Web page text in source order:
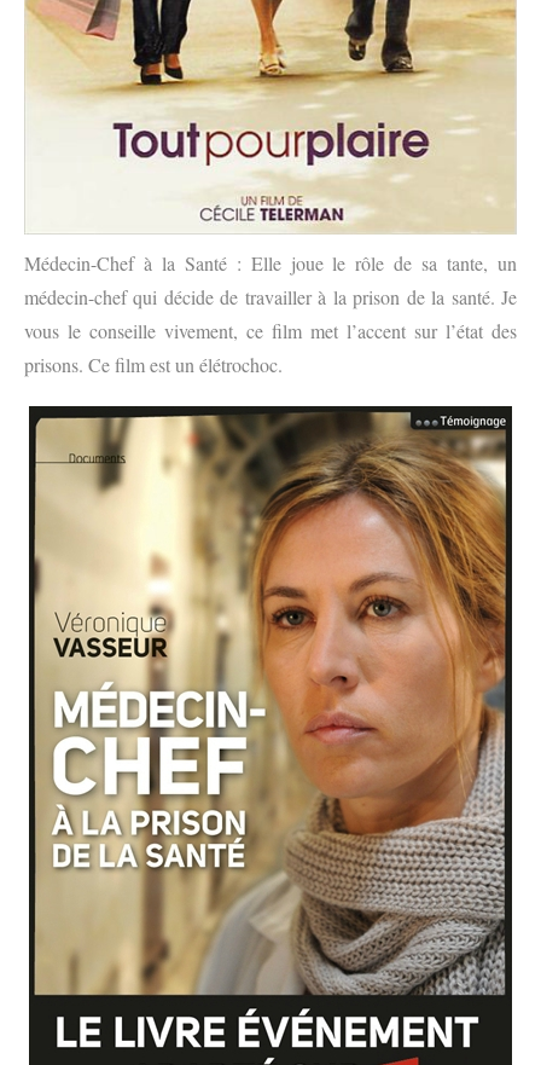
Médecin-Chef à la Santé : Elle joue le rôle de sa tante, un
médecin-chef qui décide de travailler à la prison de la santé. Je
vous le conseille vivement, ce film met l’accent sur l’état des
prisons. Ce film est un élétrochoc.